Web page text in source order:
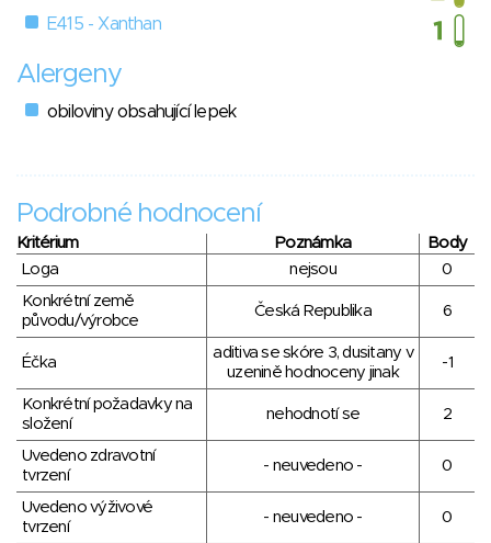
E415 - Xanthan
Alergeny
obiloviny obsahující lepek
Podrobné hodnocení
Kritérium Poznámka
Body
Loga
nejsou
0
Konkrétní země
původu/výrobce
Česká Republika 6
Éčka
aditiva se skóre 3, dusitany v
uzenině hodnoceny jinak
-1
Konkrétní požadavky na
složení
nehodnotí se 2
Uvedeno zdravotní
tvrzení
- neuvedeno - 0
Uvedeno výživové
tvrzení
- neuvedeno - 0